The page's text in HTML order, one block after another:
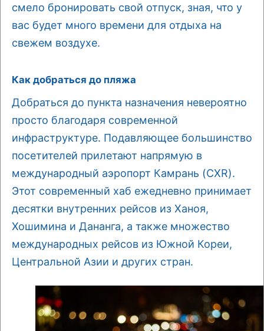
смело бронировать свой отпуск, зная, что у
вас будет много времени для отдыха на
свежем воздухе.
Как добраться до пляжа
Добраться до пункта назначения невероятно
просто благодаря современной
инфраструктуре. Подавляющее большинство
посетителей прилетают напрямую в
международный аэропорт Камрань (CXR).
Этот современный хаб ежедневно принимает
десятки внутренних рейсов из Ханоя,
Хошимина и Дананга, а также множество
международных рейсов из Южной Кореи,
Центральной Азии и других стран.